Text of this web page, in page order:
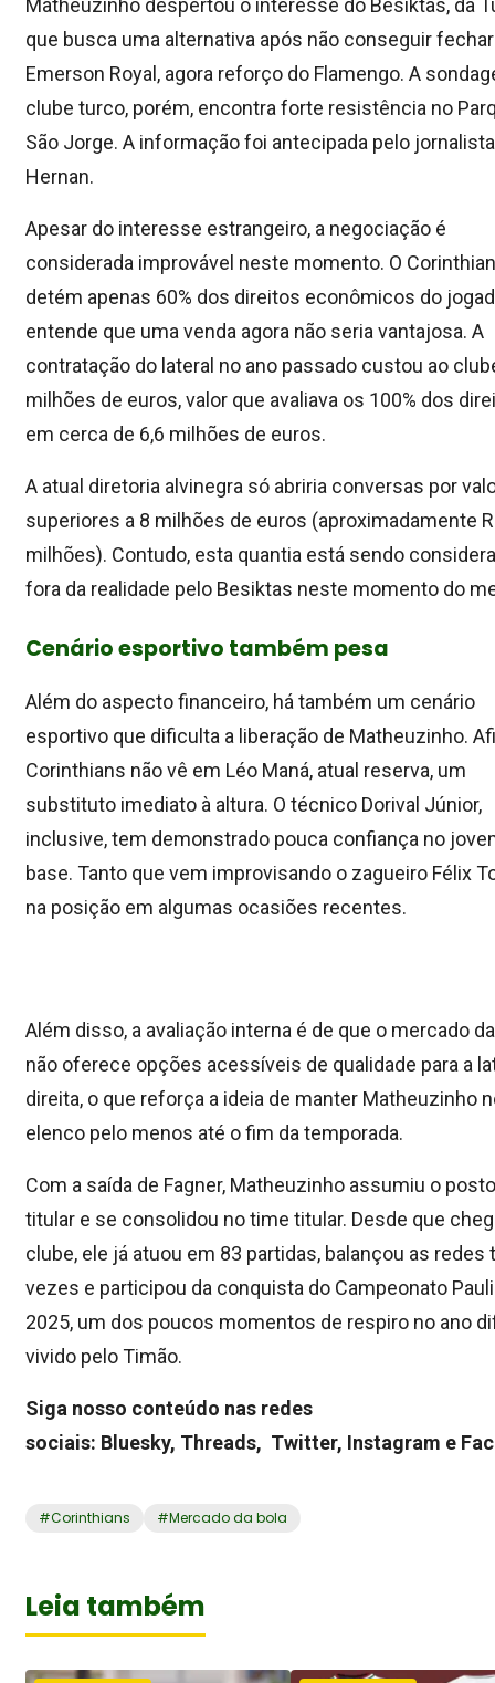
Matheuzinho despertou o interesse do Besiktas, da
que busca uma alternativa após não conseguir
Emerson Royal, agora reforço do Flamengo. A
clube turco, porém, encontra forte resistência no
São Jorge. A informação foi antecipada pelo
Hernan.
Apesar do interesse estrangeiro, a negociação é
considerada improvável neste momento. O
detém apenas 60% dos direitos econômicos do
entende que uma venda agora não seria vantajosa. A
contratação do lateral no ano passado custou ao
milhões de euros, valor que avaliava os 100% dos
em cerca de 6,6 milhões de euros.
A atual diretoria alvinegra só abriria conversas por
superiores a 8 milhões de euros (aproximadamente
milhões). Contudo, esta quantia está sendo
fora da realidade pelo Besiktas neste momento do
Cenário esportivo também pesa
Além do aspecto financeiro, há também um cenário
esportivo que dificulta a liberação de Matheuzinho.
Corinthians não vê em Léo Maná, atual reserva, um
substituto imediato à altura. O técnico Dorival Júnior,
inclusive, tem demonstrado pouca confiança no
base. Tanto que vem improvisando o zagueiro Félix
na posição em algumas ocasiões recentes.
Além disso, a avaliação interna é de que o mercado
não oferece opções acessíveis de qualidade para a
direita, o que reforça a ideia de manter Matheuzinho
elenco pelo menos até o fim da temporada.
Com a saída de Fagner, Matheuzinho assumiu o
titular e se consolidou no time titular. Desde que
clube, ele já atuou em 83 partidas, balançou as redes
vezes e participou da conquista do Campeonato
2025, um dos poucos momentos de respiro no ano
vivido pelo Timão.
Siga nosso conteúdo nas redes
sociais: Bluesky, Threads, Twitter, Instagram e
#Corinthians #Mercado da bola
Leia também